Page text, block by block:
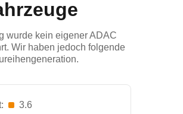
wurde kein eigener ADAC
Wir haben jedoch folgende
3.6